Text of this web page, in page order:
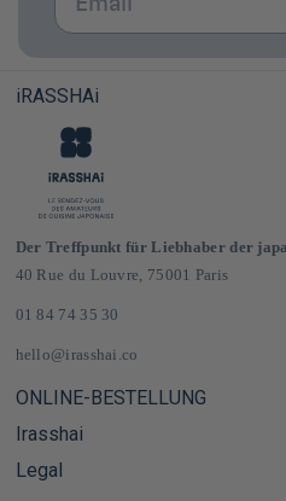
iRASSHAi
Der Treffpunkt für Liebhaber der
40 Rue du Louvre, 75001 Paris
01 84 74 35 30
hello@irasshai.co
ONLINE-BESTELLUNG
Hilfezentrum & FAQ
Lieferung und Versandkosten in
Irasshai
Öffnungszeiten in der Rue du Louvre
Legal